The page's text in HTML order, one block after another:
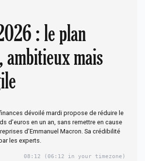
: le plan
ambitieux mais
dévoilé mardi propose de réduire le
d’euros en un an, sans remettre en cause
d’Emmanuel Macron. Sa crédibilité
les experts.
08:12 (06:12 in your timezone)